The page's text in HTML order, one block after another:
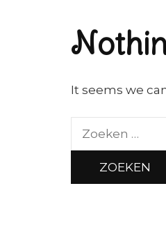
It seems we
Zoeken